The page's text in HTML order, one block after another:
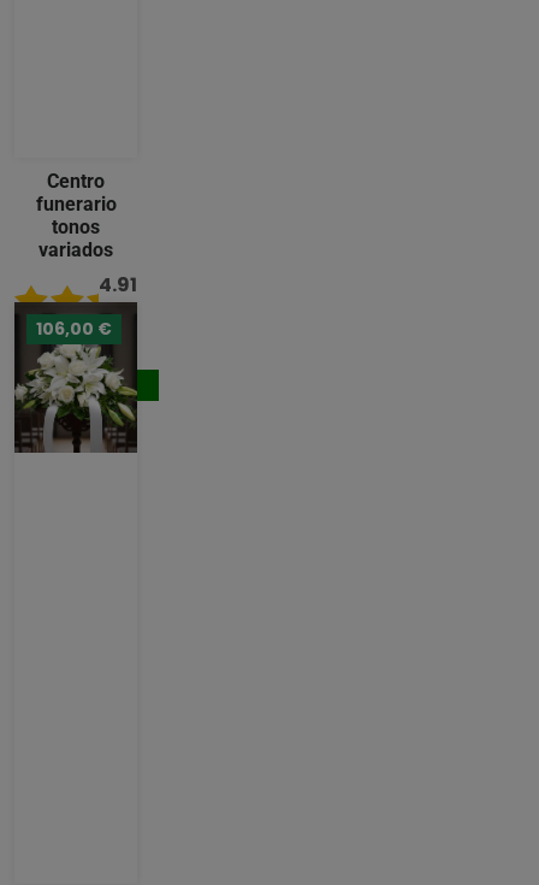
Centro
funerario
tonos
variados
4.91
/ 5
133,00 €
Comprar
106,00 €